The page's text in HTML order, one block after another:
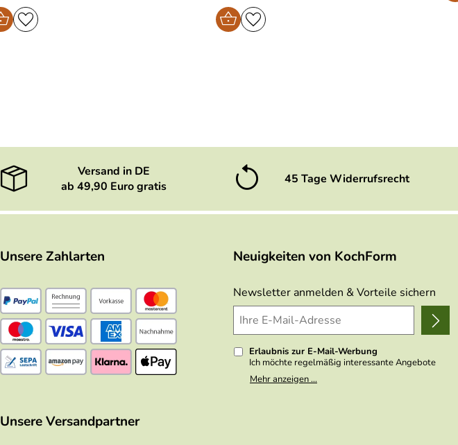
Versand in DE
ab 49,90 Euro gratis
45 Tage Widerrufsrecht
Unsere Zahlarten
Unsere Versandpartner
Neuigkeiten von KochForm
Newsletter anmelden & Vorteile sichern
Erlaubnis zur E-Mail-Werbung
Ich möchte regelmäßig interessante Angebote
per E-Mail erhalten. Meine E-Mail-Adresse wird
nicht an andere Unternehmen weitergegeben. Zu
Mehr anzeigen ...